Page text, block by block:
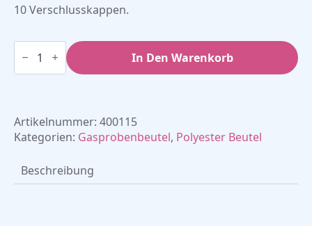
10 Verschlusskappen.
Riechtestbeutel
aus
3
Menge
In Den Warenkorb
Artikelnummer: 400115
Kategorien: Gasprobenbeutel, Polyester Beutel
Beschreibung